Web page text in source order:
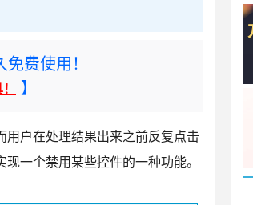
费使用！
】
用户在处理结果出来之前反复点击
一个禁用某些控件的一种功能。